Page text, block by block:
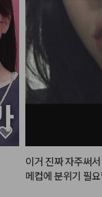
..
#헤메코체험단
이거 진짜 자주써
메컵에 분위기 필